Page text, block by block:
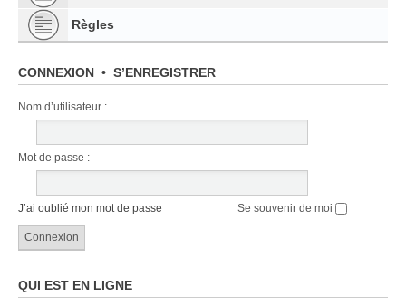
Règles
CONNEXION • S’ENREGISTRER
Nom d’utilisateur :
Mot de passe :
J’ai oublié mon mot de passe Se souvenir de moi
QUI EST EN LIGNE